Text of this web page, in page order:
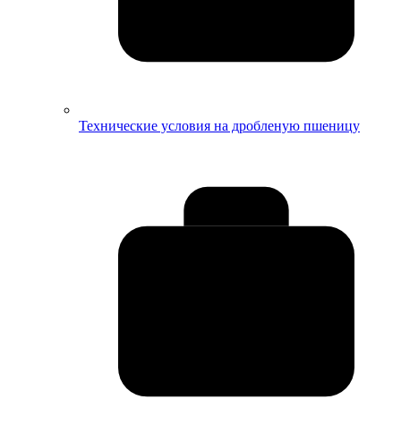
Технические условия на дробленую пшеницу